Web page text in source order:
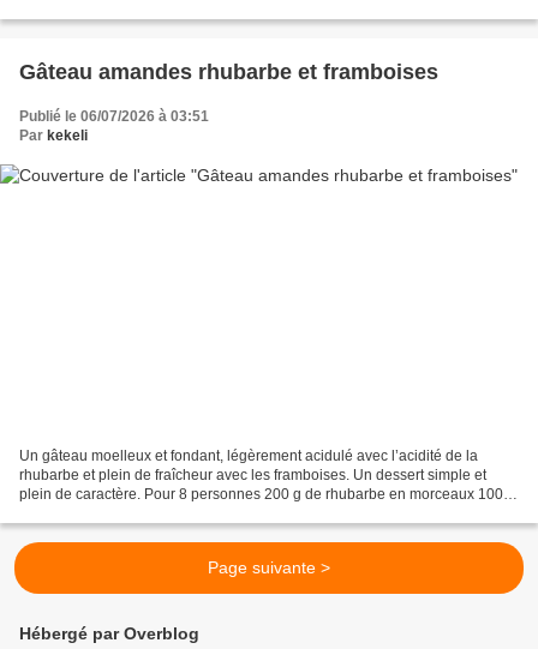
Gâteau amandes rhubarbe et framboises
Publié le 06/07/2026 à 03:51
Par kekeli
Un gâteau moelleux et fondant, légèrement acidulé avec l’acidité de la
rhubarbe et plein de fraîcheur avec les framboises. Un dessert simple et
plein de caractère. Pour 8 personnes 200 g de rhubarbe en morceaux 100 g
Page suivante >
Hébergé par Overblog